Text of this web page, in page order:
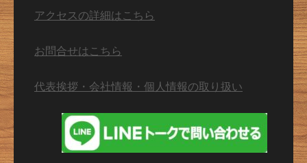
アクセスの詳細はこちら
お問合せはこちら
代表挨拶・会社情報・個人情報の取り扱い